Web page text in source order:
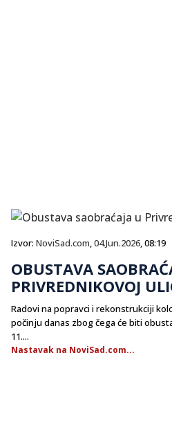
Izvor: NoviSad.com,04.Jun.2026, 08:19
OBUSTAVA
PRIVREDNIKOVOJ
Radovi na popravci i rekonstrukciji
počinju danas zbog čega će biti
11....
Nastavak na NoviSad.com...